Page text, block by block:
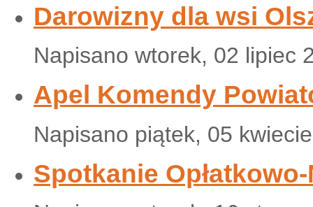
Darowizny dla wsi
Napisano wtorek, 02 lipiec
Apel Komendy
Napisano piątek, 05
Spotkanie